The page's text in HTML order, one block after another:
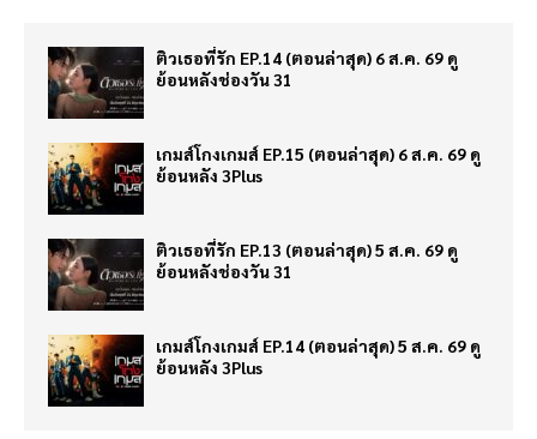
ติวเธอที่รัก EP.14 (ตอนล่าสุด) 6 ส.ค. 69 ดู
ย้อนหลังช่องวัน 31
เกมส์โกงเกมส์ EP.15 (ตอนล่าสุด) 6 ส.ค. 69 ดู
ย้อนหลัง 3Plus
ติวเธอที่รัก EP.13 (ตอนล่าสุด) 5 ส.ค. 69 ดู
ย้อนหลังช่องวัน 31
เกมส์โกงเกมส์ EP.14 (ตอนล่าสุด) 5 ส.ค. 69 ดู
ย้อนหลัง 3Plus